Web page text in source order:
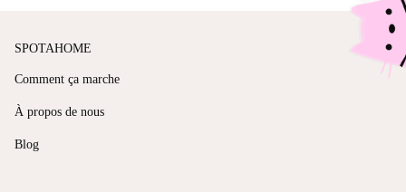
SPOTAHOME
Comment ça marche
À propos de nous
Blog